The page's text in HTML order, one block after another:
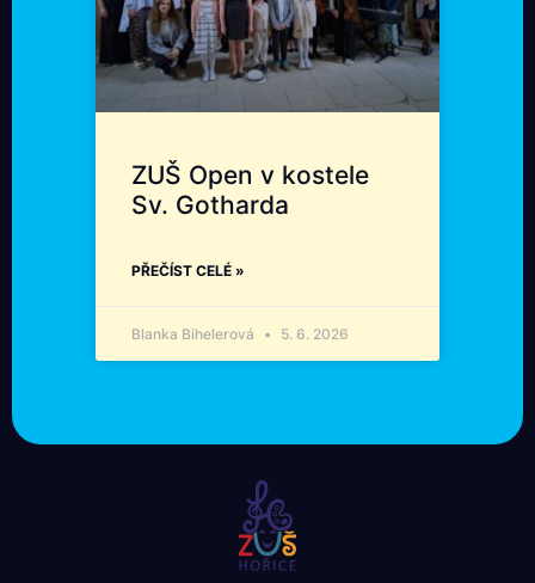
ZUŠ Open v kostele
Sv. Gotharda
PŘEČÍST CELÉ »
Blanka Bihelerová 5. 6. 2026